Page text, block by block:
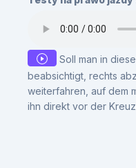
Soll man in
beabsichtigt, rechts
weiterfahren, auf dem
ihn direkt vor der